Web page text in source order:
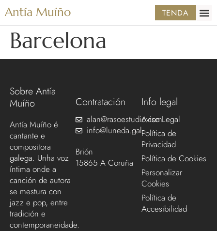
Antía Muíño TENDA
Barcelona
Sobre Antía
Muíño
Antía Muíño é
cantante e
compositora
galega. Unha voz
íntima onde a
canción de autora
se mestura con
jazz e pop, entre
tradición e
contemporaneidade.
Contratación
alan@rasoestudio.com
info@luneda.gal
Brión
15865 A Coruña
Info legal
Aviso Legal
Política de
Privacidad
Política de Cookies
Personalizar
Cookies
Política de
Accesibilidad